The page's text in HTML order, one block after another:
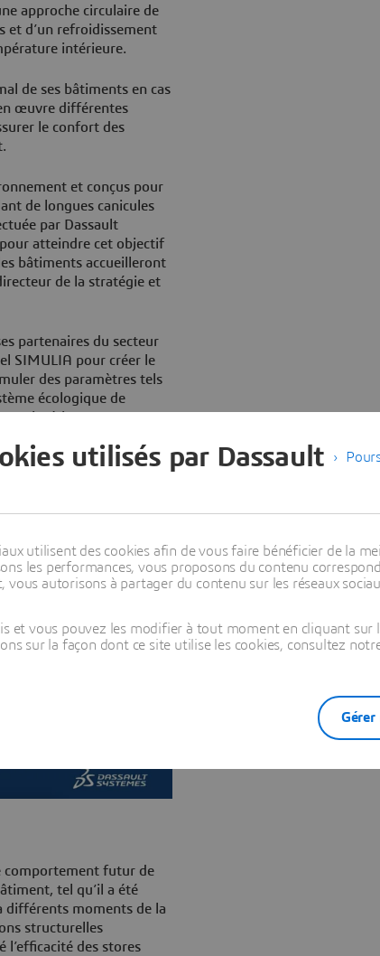
approche circulaire de
et d’un refroidissement
intérieure.
de ses bâtiments en cas
œuvre différentes
le confort des
et conçus pour
de longues canicules
par Dassault
atteindre cet objectif
bâtiments accueilleront
de la stratégie et
partenaires du secteur
SIMULIA pour créer le
des paramètres tels
écologique de
intérieure tout au
comportement futur de
tel qu’il a été
différents moments de la
structurelles
l’efficacité des stores
utilisés par Dassault
utilisent des cookies afin de vous faire bénéficier de la
les performances, vous proposons du contenu
autorisons à partager du contenu sur les réseaux
et vous pouvez les modifier à tout moment en cliquant sur
sur la façon dont ce site utilise les cookies, consultez
Gérer